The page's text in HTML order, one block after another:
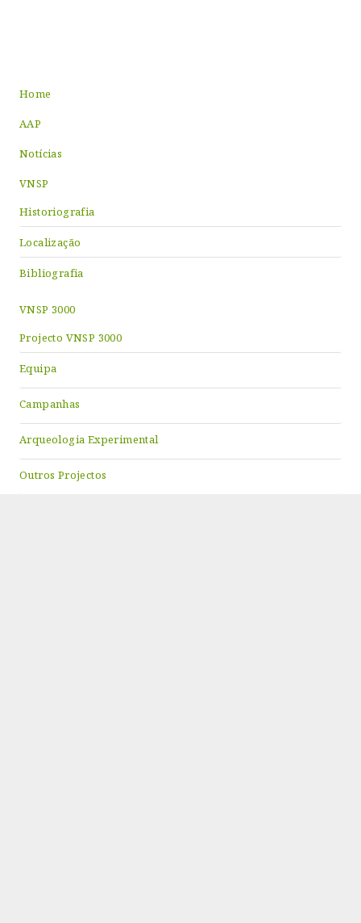
Home
AAP
Notícias
VNSP
Historiografia
Localização
Bibliografia
VNSP 3000
Projecto VNSP 3000
Equipa
Campanhas
Arqueologia Experimental
Outros Projectos